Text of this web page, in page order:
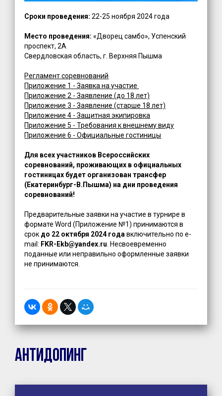
Сроки проведения: 22-25 ноября 2024 года
Место проведения: «Дворец самбо», Успенский
проспект, 2А
Свердловская область, г. Верхняя Пышма
Регламент соревнований
Приложение 1 - Заявка на участие
Приложение 2 - Заявление (до 18 лет)
Приложение 3 - Заявление (старше 18 лет)
Приложение 4 - Защитная экипировка
Приложение 5 - Требования к внешнему виду
Приложение 6 - Официальные гостиницы
Для всех участников Всероссийских
соревнований, проживающих в официальных
гостиницах будет организован трансфер
(Екатеринбург-В.Пышма) на дни проведения
соревнований!
Предварительные заявки на участие в турнире в
формате Word (Приложение №1) принимаются в
срок до 22 октября 2024 года включительно по e-
mail: FKR-Ekb@yandex.ru . Несвоевременно
поданные или неправильно оформленные заявки
не принимаются.
Антидопинг